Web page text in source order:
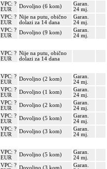
VPC: ?
EUR
Dovoljno (6 kom)
Garan.
24 mj.
VPC: ?
EUR
Nije na putu, obično
dolazi za 14 dana
Garan.
24 mj.
VPC: ?
EUR
Dovoljno (9 kom)
Garan.
24 mj.
VPC: ?
EUR
Nije na putu, obično
dolazi za 14 dana
VPC: ?
EUR
Dovoljno (2 kom)
Garan.
24 mj.
VPC: ?
EUR
Dovoljno (1 kom)
Garan.
24 mj.
VPC: ?
EUR
Dovoljno (2 kom)
Garan.
24 mj.
VPC: ?
EUR
Dovoljno (5 kom)
Garan.
24 mj.
VPC: ?
EUR
Dovoljno (3 kom)
Garan.
24 mj.
VPC: ?
EUR
Dovoljno (5 kom)
Garan.
24 mj.
VPC: ? Dovoljno (3 kom)
Garan.